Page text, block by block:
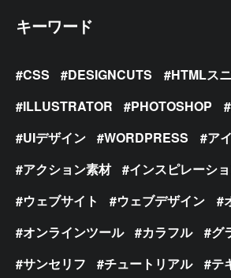
キーワード
CSS DESIGNCUTS
HTMLス
ILLUSTRATOR
PHOTOSHOP
UIデザイン
WORDPRESS
ア
アクション素材
インスピレーシ
ウェブサイト
ウェブデザイン
オンラインツール
カラフル
グ
サンセリフ
チュートリアル
テ